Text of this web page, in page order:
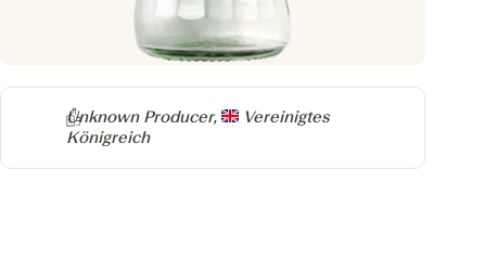
Producer
Unknown Producer,
Vereinigtes
Königreich